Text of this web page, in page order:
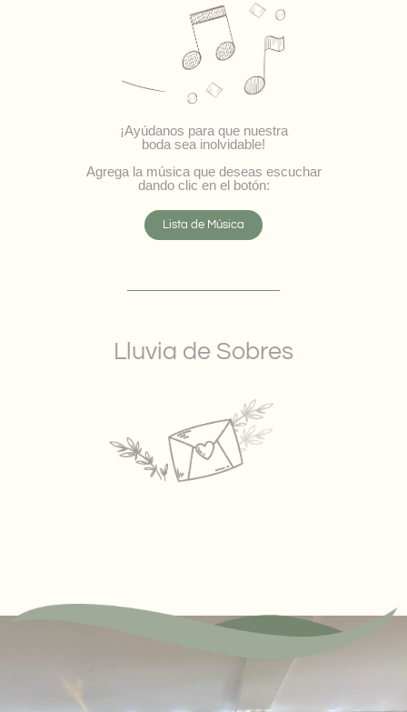
¡Ayúdanos para que nuestra
boda sea inolvidable!
Agrega la música que deseas escuchar
dando clic en el botón:
Lista de Música
Lluvia de Sobres